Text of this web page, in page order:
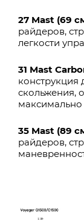
27 Mast (69
райдеров,
легкости
31 Mast
конструкция
скольжения,
35 Mast (89
райдеров,